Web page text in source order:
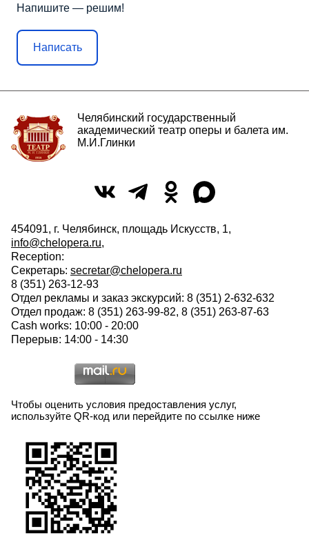
Напишите — решим!
Написать
Челябинский государственный
академический театр оперы и балета им.
М.И.Глинки
454091, г. Челябинск, площадь Искусств, 1,
info@chelopera.ru,
Reception:
Секретарь: secretar@chelopera.ru
8 (351) 263-12-93
Отдел рекламы и заказ экскурсий: 8 (351) 2-632-632
Отдел продаж: 8 (351) 263-99-82, 8 (351) 263-87-63
Cash works: 10:00 - 20:00
Перерыв: 14:00 - 14:30
Чтобы оценить условия предоставления услуг,
используйте QR-код или перейдите по ссылке ниже